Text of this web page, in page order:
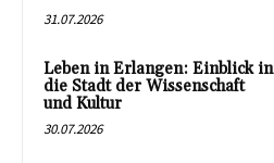
31.07.2026
Leben in Erlangen: Einblick in
die Stadt der Wissenschaft
und Kultur
30.07.2026